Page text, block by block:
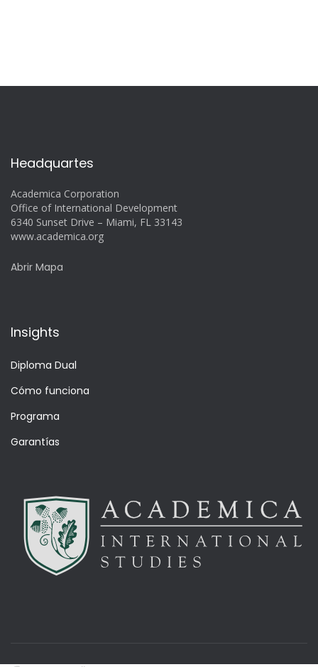
Headquartes
Academica Corporation
Office of International Development
6340 Sunset Drive – Miami, FL 33143
www.academica.org
Abrir Mapa
Insights
Diploma Dual
Cómo funciona
Programa
Garantías